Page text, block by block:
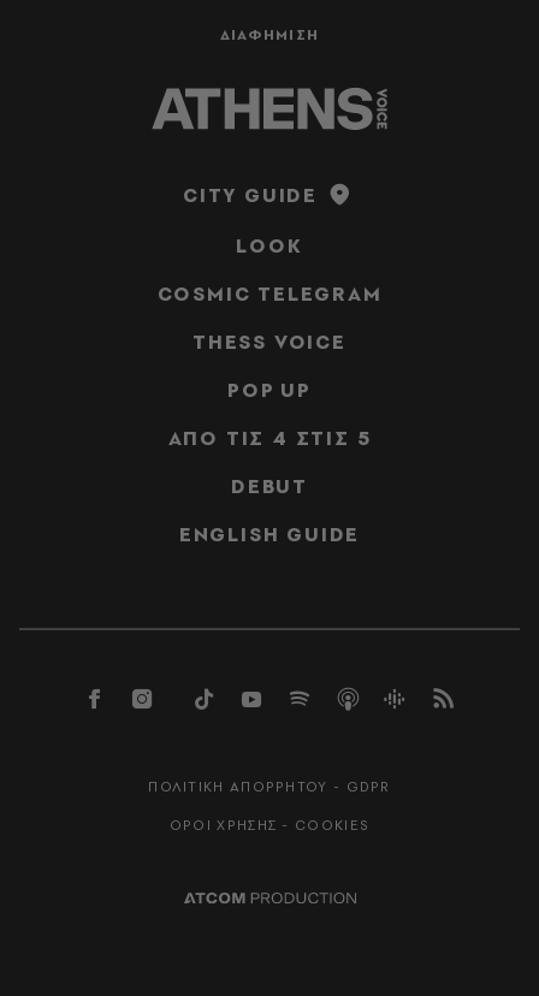
ΔΙΑΦΗΜΙΣΗ
CITY GUIDE
LOOK
COSMIC TELEGRAM
THESS VOICE
POP UP
ΑΠΟ ΤΙΣ 4 ΣΤΙΣ 5
DEBUT
ENGLISH GUIDE
ΠΟΛΙΤΙΚΗ ΑΠΟΡΡΗΤΟΥ - GDPR
ΟΡΟΙ ΧΡΗΣΗΣ - COOKIES